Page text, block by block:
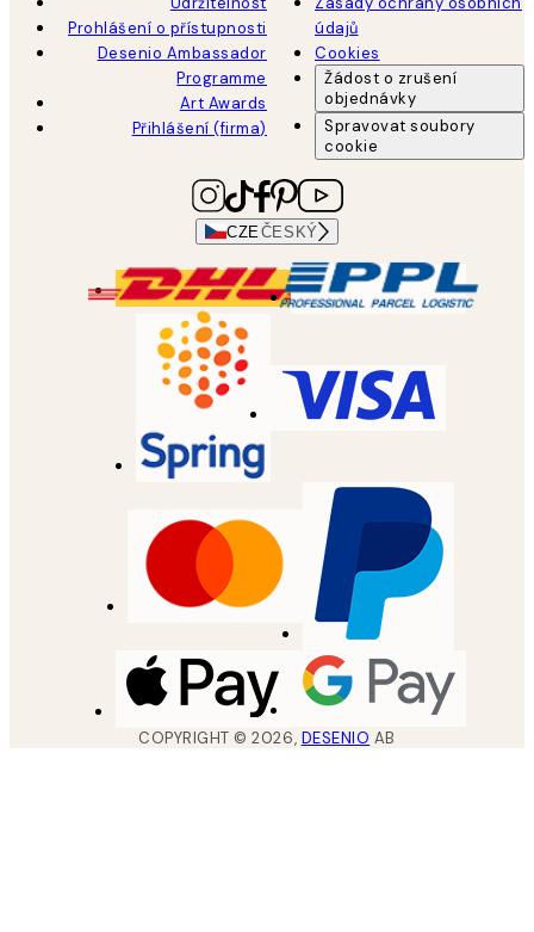
Prohlášení o přístupnosti
Desenio Ambassador
Programme
Art Awards
Přihlášení (firma)
údajů
Cookies
Žádost o zrušení
objednávky
Spravovat soubory
cookie
CZE ČESKÝ
COPYRIGHT ©2026, DESENIO AB